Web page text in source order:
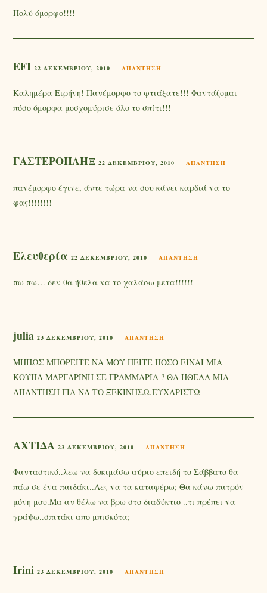
Πολύ όμορφο!!!!
EFI 22 ΔΕΚΕΜΒΡΊΟΥ, 2010 ΑΠΆΝΤΗΣΗ
Καλημέρα Ειρήνη! Πανέμορφο το φτιάξατε!!! Φαντάζομαι
πόσο όμορφα μοσχομύρισε όλο το σπίτι!!!
ΓΑΣΤΕΡΟΠΛΗΞ 22 ΔΕΚΕΜΒΡΊΟΥ, 2010 ΑΠΆΝΤΗΣΗ
πανέμορφο έγινε, άντε τώρα να σου κάνει καρδιά να το
φας!!!!!!!!
Ελευθερία 22 ΔΕΚΕΜΒΡΊΟΥ, 2010 ΑΠΆΝΤΗΣΗ
πω πω… δεν θα ήθελα να το χαλάσω μετα!!!!!!
julia 23 ΔΕΚΕΜΒΡΊΟΥ, 2010 ΑΠΆΝΤΗΣΗ
ΜΗΠΩΣ ΜΠΟΡΕΙΤΕ ΝΑ ΜΟΥ ΠΕΙΤΕ ΠΟΣΟ ΕΙΝΑΙ ΜΙΑ
ΚΟΥΠΑ ΜΑΡΓΑΡΙΝΗ ΣΕ ΓΡΑΜΜΑΡΙΑ ? ΘΑ ΗΘΕΛΑ ΜΙΑ
ΑΠΑΝΤΗΣΗ ΓΙΑ ΝΑ ΤΟ ΞΕΚΙΝΗΣΩ.ΕΥΧΑΡΙΣΤΩ
ΑΧΤΙΔΑ 23 ΔΕΚΕΜΒΡΊΟΥ, 2010 ΑΠΆΝΤΗΣΗ
Φανταστικό..λεω να δοκιμάσω αύριο επειδή το Σάββατο θα
πάω σε ένα παιδάκι..Λες να τα καταφέρω; Θα κάνω πατρόν
μόνη μου.Μα αν θέλω να βρω στο διαδύκτιο ..τι πρέπει να
γράψω..σπιτάκι απο μπισκότα;
Irini 23 ΔΕΚΕΜΒΡΊΟΥ, 2010 ΑΠΆΝΤΗΣΗ